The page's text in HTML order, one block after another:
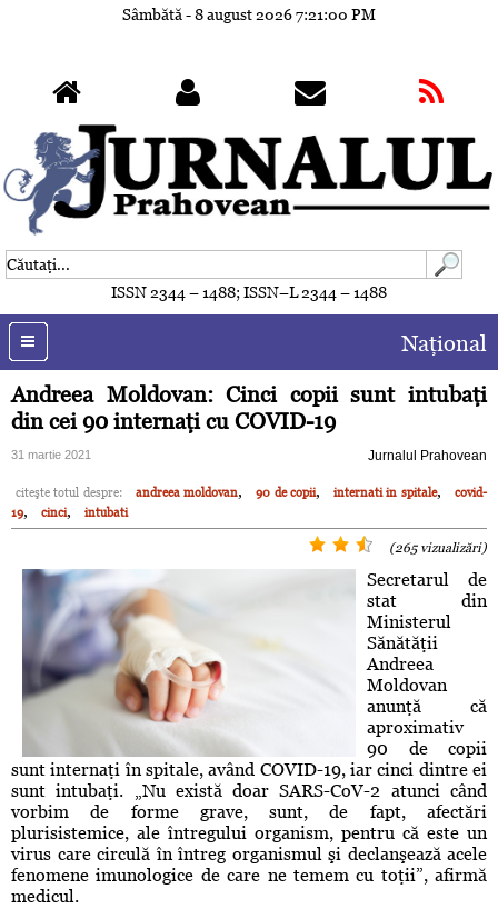
Sâmbătă - 8 august 20267:21:03 PM
ISSN 2344 – 1488; ISSN–L 2344 – 1488
Naţional
Andreea Moldovan: Cinci copii sunt intubaţi
din cei 90 internaţi cu COVID-19
31 martie 2021 Jurnalul Prahovean
citeşte totul despre: andreea moldovan, 90 de copii, internati in spitale,
covid-
19, cinci, intubati
(265 vizualizări)
Secretarul de
stat din
Ministerul
Sănătăţii
Andreea
Moldovan
anunţă că
aproximativ
90 de copii
sunt internaţi în spitale, având COVID-19, iar cinci dintre ei
sunt intubaţi. „Nu există doar SARS-CoV-2 atunci când
vorbim de forme grave, sunt, de fapt, afectări
plurisistemice, ale întregului organism, pentru că este un
virus care circulă în întreg organismul şi declanşează acele
fenomene imunologice de care ne temem cu toţii”, afirmă
medicul.